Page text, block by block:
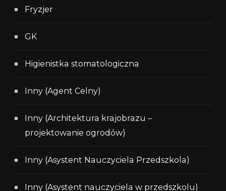
Fryzjer
GK
Higienistka stomatologiczna
Inny (Agent Celny)
Inny (Architektura krajobrazu –
projektowanie ogrodów)
Inny (Asystent Nauczyciela Przedszkola)
Inny (Asystent nauczyciela w przedszkolu)